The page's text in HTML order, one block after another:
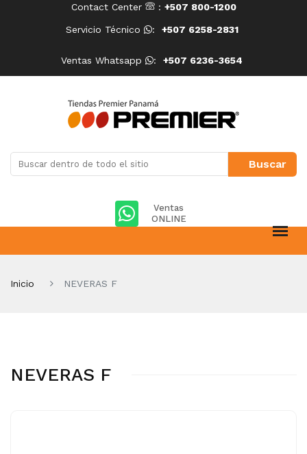
Contact Center : +507 800-1200
Servicio Técnico : +507 6258-2831
Ventas Whatsapp : +507 6236-3654
Ventas
ONLINE
Inicio NEVERAS F
NEVERAS F